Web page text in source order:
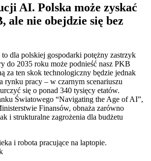
AI. Polska może zyskać
ale nie obejdzie się bez
to dla polskiej gospodarki potężny zastrzyk
do 2035 roku może podnieść nasz PKB
za ten skok technologiczny będzie jednak
rynku pracy – w czarnym scenariuszu
się o ponad 340 tysięcy etatów.
Światowego “Navigating the Age of AI”,
Finansów, obnaża zarówno
i strukturalne zagrożenia dla budżetu